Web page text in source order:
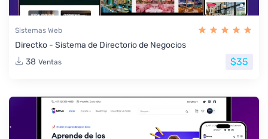
Sistemas Web
Directko - Sistema de Directorio de Negocios
38 Ventas $35